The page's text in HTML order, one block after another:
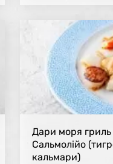
Дари моря гриль
Сальмолійо
кальмари)